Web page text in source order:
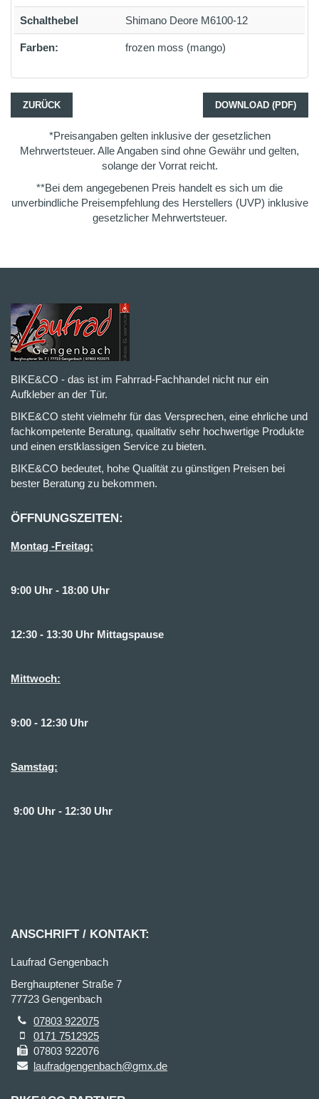
Schalthebel Shimano Deore M6100-12
Farben: frozen moss (mango)
ZURÜCK DOWNLOAD (PDF)
*Preisangaben gelten inklusive der gesetzlichen
Mehrwertsteuer. Alle Angaben sind ohne Gewähr und gelten,
solange der Vorrat reicht.
**Bei dem angegebenen Preis handelt es sich um die
unverbindliche Preisempfehlung des Herstellers (UVP) inklusive
gesetzlicher Mehrwertsteuer.
BIKE&CO - das ist im Fahrrad-Fachhandel nicht nur ein
Aufkleber an der Tür.
BIKE&CO steht vielmehr für das Versprechen, eine ehrliche und
fachkompetente Beratung, qualitativ sehr hochwertige Produkte
und einen erstklassigen Service zu bieten.
BIKE&CO bedeutet, hohe Qualität zu günstigen Preisen bei
bester Beratung zu bekommen.
ÖFFNUNGSZEITEN:
Montag -Freitag:
9:00 Uhr - 18:00 Uhr
12:30 - 13:30 Uhr Mittagspause
Mittwoch:
9:00 - 12:30 Uhr
Samstag:
9:00 Uhr - 12:30 Uhr
ANSCHRIFT / KONTAKT:
Laufrad Gengenbach
Berghauptener Straße 7
77723 Gengenbach
07803 922075
0171 7512925
07803 922076
laufradgengenbach@gmx.de